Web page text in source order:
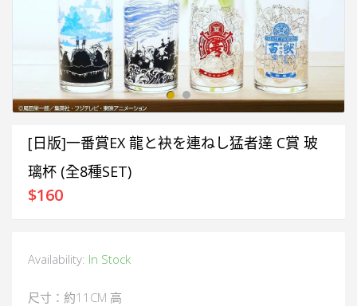
[日版]一番賞EX 龍と袂を連ねし猛者達 C賞 玻
璃杯 (全8種SET)
$160
Availability: In Stock
尺寸：約11CM 高